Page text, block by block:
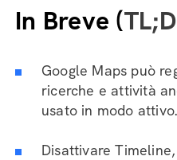
In Breve (
Google Maps può
ricerche e attività
usato in modo attivo.
Disattivare